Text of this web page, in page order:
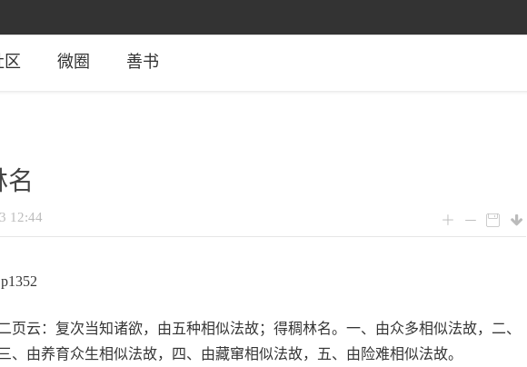
区 微圈 善书
12:44
页云：复次当知诸欲，由五种相似法故；得稠林名。一、由众多相似法故，二、
、由养育众生相似法故，四、由藏窜相似法故，五、由险难相似法故。